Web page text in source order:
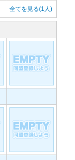
全てを見る(1人)